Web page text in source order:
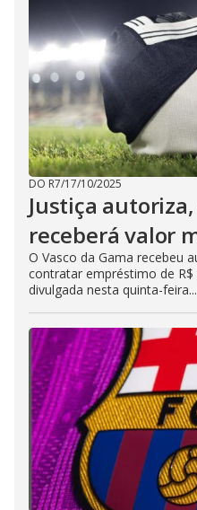
DO R7/17/10/2025
Justiça autoriza,
receberá valor
O Vasco da Gama recebeu
contratar empréstimo de
divulgada nesta quinta-feira...